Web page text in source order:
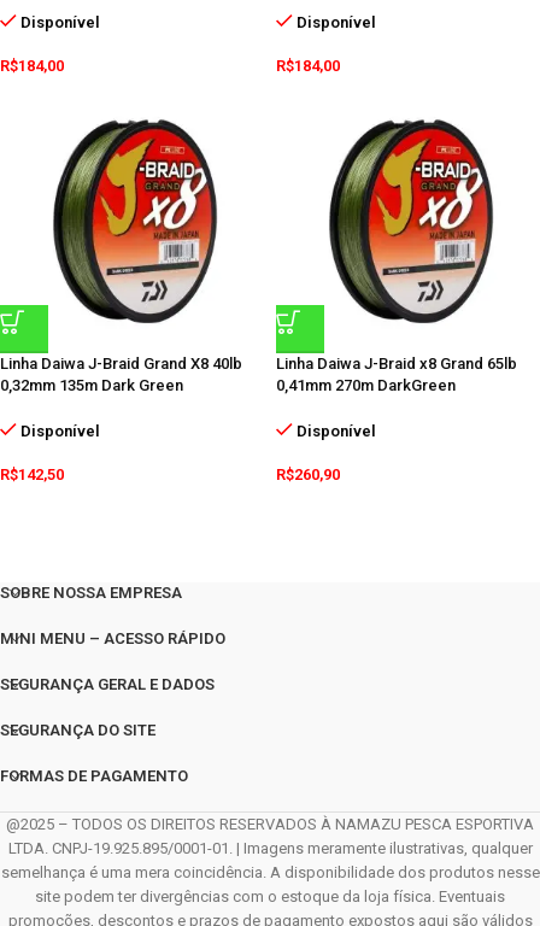
Disponível
R$184,00
Disponível
R$184,00
Linha Daiwa J-Braid Grand X8 40lb
0,32mm 135m Dark Green
Disponível
R$142,50
Linha Daiwa J-Braid x8 Grand 65lb
0,41mm 270m DarkGreen
Disponível
R$260,90
SOBRE NOSSA EMPRESA
MINI MENU – ACESSO RÁPIDO
SEGURANÇA GERAL E DADOS
SEGURANÇA DO SITE
FORMAS DE PAGAMENTO
@2025 – TODOS OS DIREITOS RESERVADOS À NAMAZU PESCA ESPORTIVA
LTDA. CNPJ-19.925.895/0001-01. | Imagens meramente ilustrativas, qualquer
semelhança é uma mera coincidência. A disponibilidade dos produtos nesse
site podem ter divergências com o estoque da loja física. Eventuais
promoções, descontos e prazos de pagamento expostos aqui são válidos